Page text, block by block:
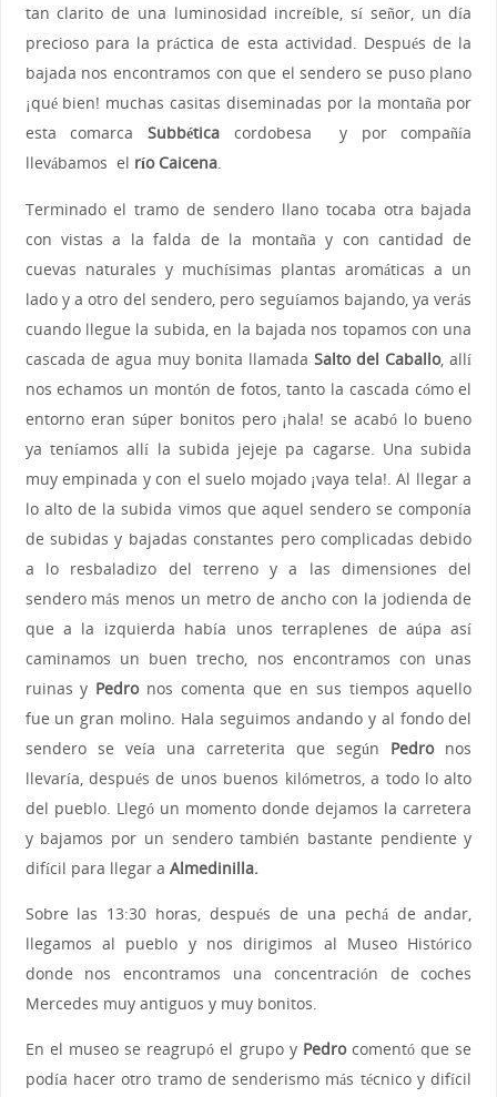
tan clarito de una luminosidad increíble, sí señor, un día
precioso para la práctica de esta actividad. Después de la
bajada nos encontramos con que el sendero se puso plano
¡qué bien! muchas casitas diseminadas por la montaña por
esta comarca Subbéticacordobesa y por compañía
llevábamos el río Caicena.
Terminado el tramo de sendero llano tocaba otra bajada
con vistas a la falda de la montaña y con cantidad de
cuevas naturales y muchísimas plantas aromáticas a un
lado y a otro del sendero, pero seguíamos bajando, ya verás
cuando llegue la subida, en la bajada nos topamos con una
cascada de agua muy bonita llamadaSalto del Caballo, allí
nos echamos un montón de fotos, tanto la cascada cómo el
entorno eran súper bonitos pero ¡hala! se acabó lo bueno
ya teníamos allí la subida jejeje pa cagarse. Una subida
muy empinada y con el suelo mojado ¡vaya tela!. Al llegar a
lo alto de la subida vimos que aquel sendero se componía
de subidas y bajadas constantes pero complicadas debido
a lo resbaladizo del terreno y a las dimensiones del
sendero más menos un metro de ancho con la jodienda de
que a la izquierda había unos terraplenes de aúpa así
caminamos un buen trecho, nos encontramos con unas
ruinas y Pedronos comenta que en sus tiempos aquello
fue un gran molino. Hala seguimos andando y al fondo del
sendero se veía una carreterita que según Pedronos
llevaría, después de unos buenos kilómetros, a todo lo alto
del pueblo. Llegó un momento donde dejamos la carretera
y bajamos por un sendero también bastante pendiente y
difícil para llegar a Almedinilla.
Sobre las 13:30 horas, después de una pechá de andar,
llegamos al pueblo y nos dirigimos al Museo Histórico
donde nos encontramos una concentración de coches
Mercedes muy antiguos y muy bonitos.
En el museo se reagrupó el grupo y Pedrocomentó que se
podía hacer otro tramo de senderismo más técnico y difícil